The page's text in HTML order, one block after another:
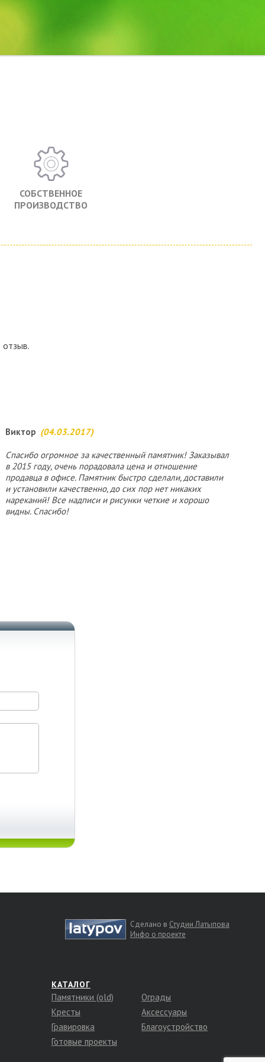
СОБСТВЕННОЕ
ПРОИЗВОДСТВО
отзыв.
Виктор (04.03.2017)
Спасибо огромное за качественный памятник! Заказывал
в 2015 году, очень порадовала цена и отношение
продавца в офисе. Памятник быстро сделали, доставили
и установили качественно, до сих пор нет никаких
нареканий! Все надписи и рисунки четкие и хорошо
видны. Спасибо!
Сделано в Студии Латыпова
Инфо о проекте
КАТАЛОГ
Памятники (old)
Ограды
Кресты
Аксессуары
Гравировка
Благоустройство
Готовые проекты